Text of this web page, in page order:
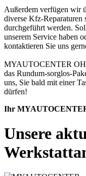
Außerdem verfügen wir
diverse Kfz-Reparaturen
durchgeführt werden.
unserem Service haben
kontaktieren Sie uns
MYAUTOCENTER
das Rundum-sorglos-
uns, Sie bald mit einer
dürfen!
Ihr
Unsere